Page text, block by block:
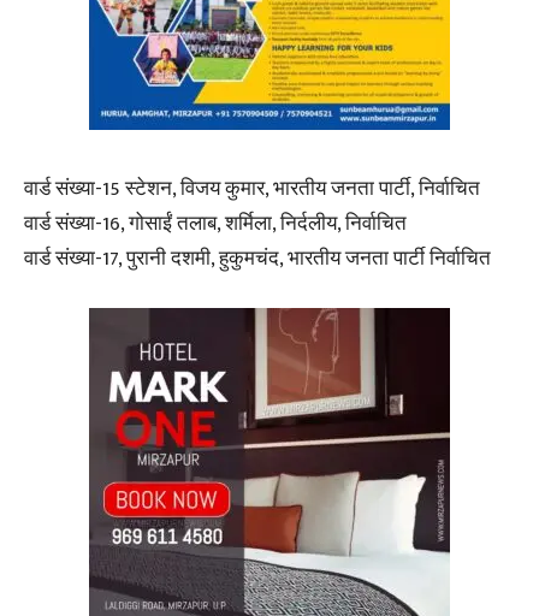
वार्ड संख्या-15 स्टेशन, विजय कुमार, भारतीय जनता पार्टी, निर्वाचित
वार्ड संख्या-16, गोसाईं तलाब, शर्मिला, निर्दलीय, निर्वाचित
वार्ड संख्या-17, पुरानी दशमी, हुकुमचंद, भारतीय जनता पार्टी निर्वाचित